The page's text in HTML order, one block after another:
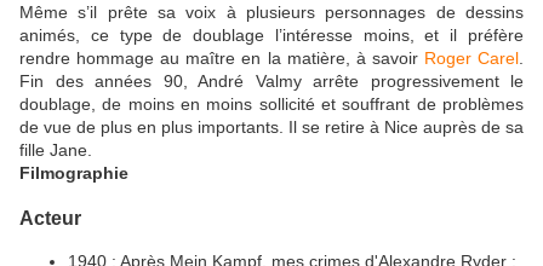
Même s’il prête sa voix à plusieurs personnages de dessins
animés, ce type de doublage l’intéresse moins, et il préfère
rendre hommage au maître en la matière, à savoir Roger Carel
Fin des années 90, André Valmy arrête progressivement le
doublage, de moins en moins sollicité et souffrant de problèmes
de vue de plus en plus importants. Il se retire à Nice auprès de sa
fille Jane.
Filmographie
Acteur
1940 : Après Mein Kampf, mes crimes d'Alexandre Ryder :